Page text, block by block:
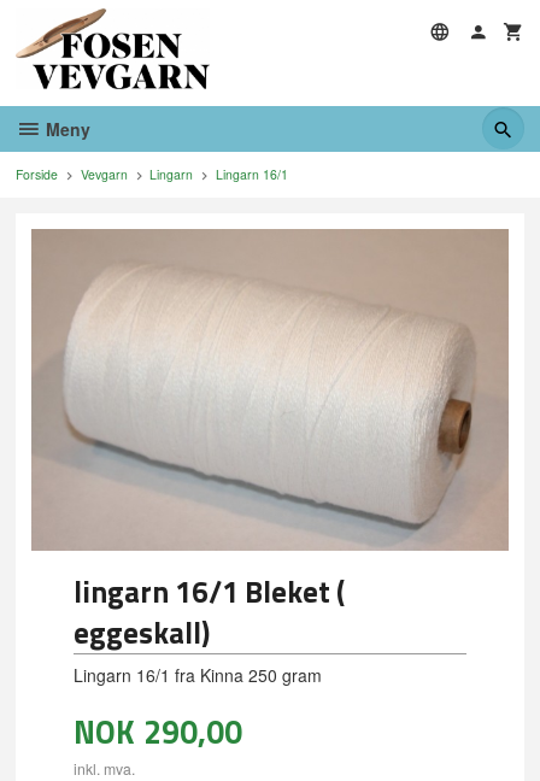
innholdet
Meny
Forside Vevgarn Lingarn Lingarn 16/1
lingarn 16/1 Bleket (
eggeskall)
Lingarn 16/1 fra Kinna 250 gram
NOK 290,00
inkl. mva.